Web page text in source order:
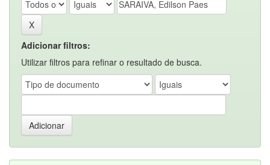
Adicionar filtros:
Utilizar filtros para refinar o resultado de busca.